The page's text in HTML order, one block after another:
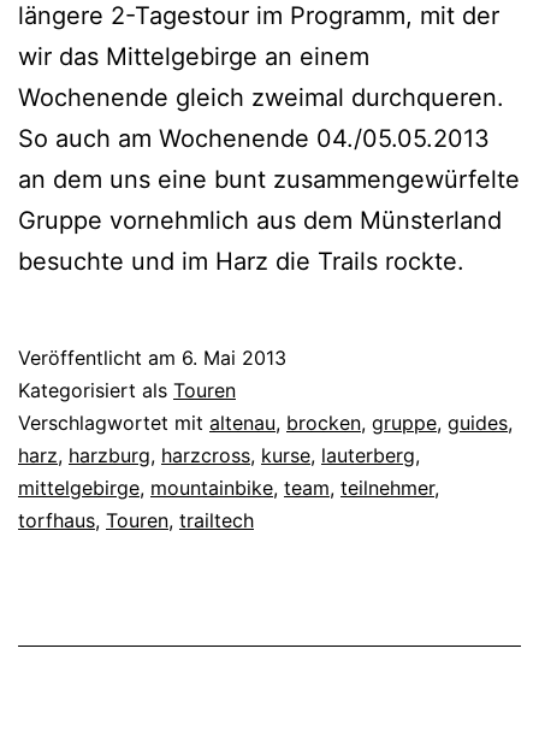
längere 2-Tagestour im Programm, mit der
wir das Mittelgebirge an einem
Wochenende gleich zweimal durchqueren.
So auch am Wochenende 04./05.05.2013
an dem uns eine bunt zusammengewürfelte
Gruppe vornehmlich aus dem Münsterland
besuchte und im Harz die Trails rockte.
Veröffentlicht am 6. Mai 2013
Kategorisiert als Touren
Verschlagwortet mit altenau, brocken, gruppe, guides,
harz, harzburg, harzcross, kurse, lauterberg,
mittelgebirge, mountainbike, team, teilnehmer,
torfhaus, Touren, trailtech